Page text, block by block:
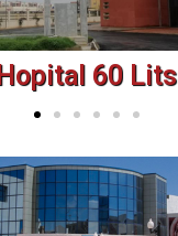
Hopital 60 Lits